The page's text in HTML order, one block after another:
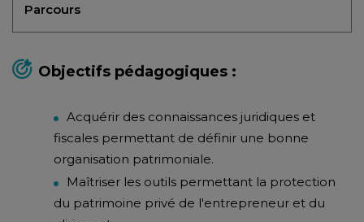
Parcours
Objectifs pédagogiques :
Acquérir des connaissances juridiques et
fiscales permettant de définir une bonne
organisation patrimoniale.
Maîtriser les outils permettant la protection
du patrimoine privé de l'entrepreneur et du